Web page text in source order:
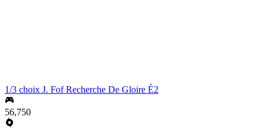
1/3 choix J. Fof Recherche De Gloire É2
56,750